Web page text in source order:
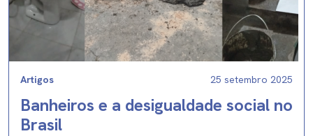
Artigos 25 setembro 2025
Banheiros e a desigualdade social no
Brasil